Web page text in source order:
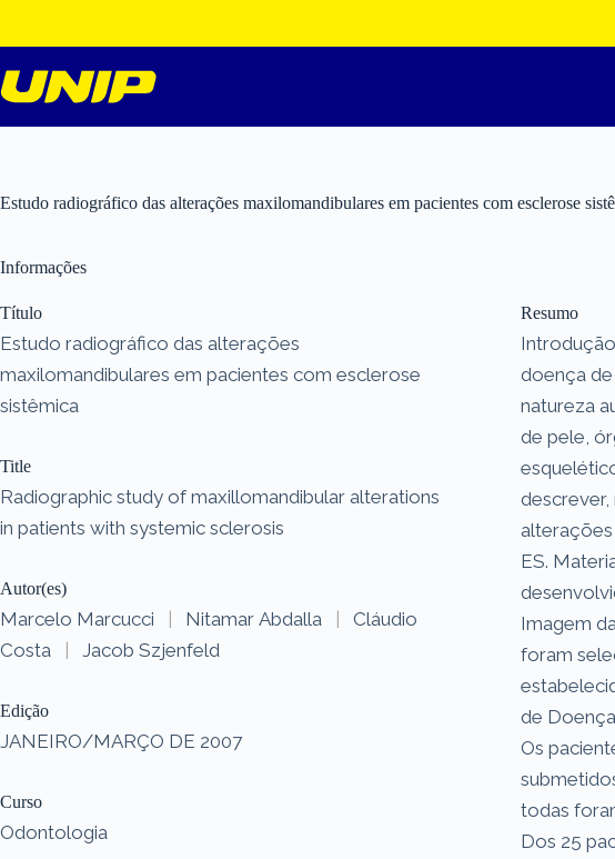
o
conteúdo
Estudo radiográfico das alterações maxilomandibulares em pacientes com esclerose
Informações
Título
Estudo radiográfico das alterações
maxilomandibulares em pacientes com esclerose
sistêmica
Title
Radiographic study of maxillomandibular alterations
in patients with systemic sclerosis
Autor(es)
Marcelo Marcucci | Nitamar Abdalla |
Cláudio
Costa
| Jacob Szjenfeld
Edição
JANEIRO/MARÇO DE 2007
Curso
Odontologia
Resumo
doença
natureza
de pele,
descrever,
alterações
ES.
Imagem
foram
de
Os
todas
Dos 25